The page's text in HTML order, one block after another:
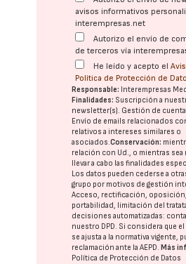
avisos informativos
interempresas.net
Autorizo el envío de
de terceros vía
He leído y acepto el
Política de Protección de
Responsable: Interempresas
Finalidades: Suscripción a
newsletter(s). Gestión de
Envío de emails relacionados
relativos a intereses similares o
asociados.Conservación:
relación con Ud., o mientras sea
llevar a cabo las finalidades
Los datos pueden cederse a
grupo por motivos de gestión
Acceso, rectificación,
portabilidad, limitación del
decisiones automatizadas:
nuestro DPD. Si considera que
se ajusta a la normativa vigente,
reclamación ante laAEPD. Más
Política de Protección de Datos